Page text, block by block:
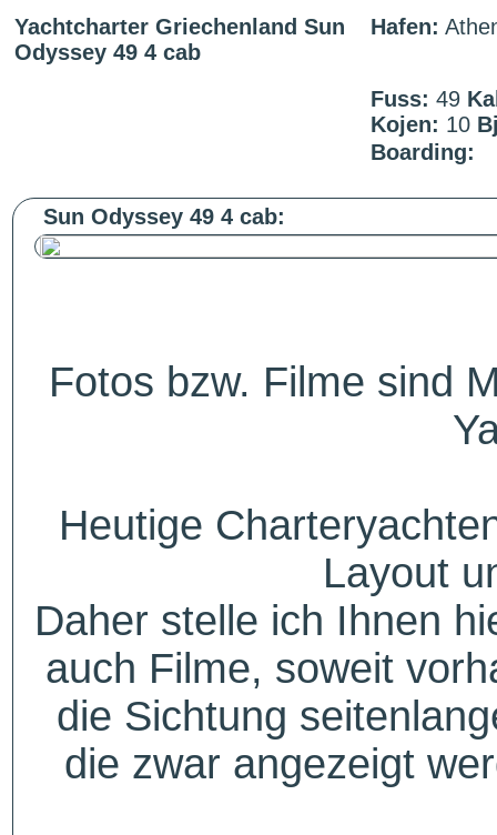
Yachtcharter Griechenland Sun
Odyssey 49 4 cab
Hafen:
Fuss: 49
Kojen: 10
Boarding:
Sun Odyssey 49 4 cab:
Fotos bzw. Filme sind
Heutige
Layout
Daher stelle ich Ihnen
auch Filme, soweit
die Sichtung
die zwar angezeigt